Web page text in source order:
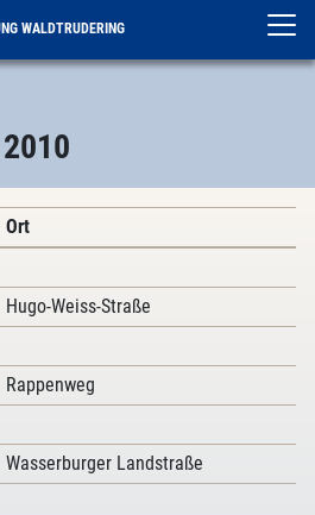
WALDTRUDERING
Ort
Hugo-Weiss-Straße
Rappenweg
Wasserburger Landstraße